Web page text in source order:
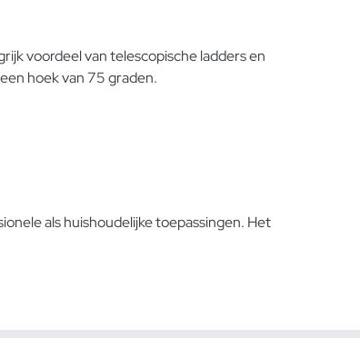
voordeel van telescopische ladders en
hoek van 75 graden.
als huishoudelijke toepassingen. Het